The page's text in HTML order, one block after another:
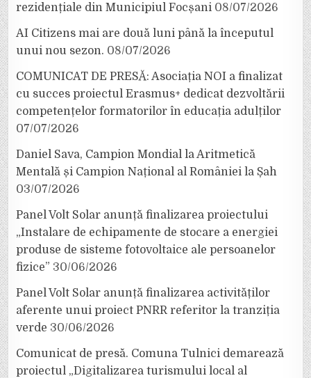
rezidențiale din Municipiul Focșani 08/07/2026
AI Citizens mai are două luni până la începutul
unui nou sezon. 08/07/2026
COMUNICAT DE PRESĂ: Asociația NOI a finalizat
cu succes proiectul Erasmus+ dedicat dezvoltării
competențelor formatorilor în educația adulților
07/07/2026
Daniel Sava, Campion Mondial la Aritmetică
Mentală și Campion Național al României la Șah
03/07/2026
Panel Volt Solar anunță finalizarea proiectului
„Instalare de echipamente de stocare a energiei
produse de sisteme fotovoltaice ale persoanelor
fizice” 30/06/2026
Panel Volt Solar anunță finalizarea activităților
aferente unui proiect PNRR referitor la tranziția
verde 30/06/2026
Comunicat de presă. Comuna Tulnici demarează
proiectul „Digitalizarea turismului local al